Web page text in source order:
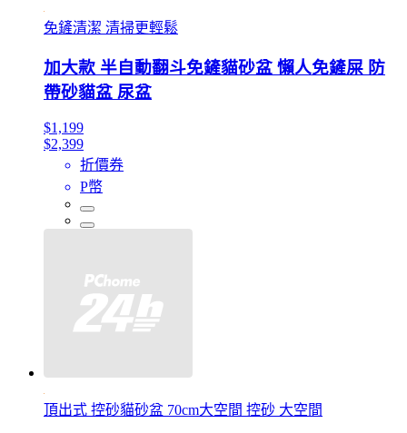
免鏟清潔 清掃更輕鬆
加大款 半自動翻斗免鏟貓砂盆 懶人免鏟屎 防
帶砂貓盆 尿盆
$1,199
$2,399
折價券
P幣
頂出式 控砂貓砂盆 70cm大空間 控砂 大空間